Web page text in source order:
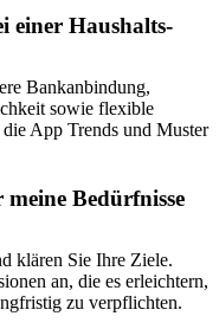
einer Haushalts-
Bankanbindung,
sowie flexible
App Trends und Muster
Bedürfnisse
klären Sie Ihre Ziele.
an, die es erleichtern,
zu verpflichten.